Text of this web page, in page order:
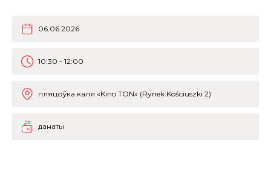
06.06.2026
10:30 - 12:00
пляцоўка каля «Kino TON» (Rynek Kościuszki 2)
данаты